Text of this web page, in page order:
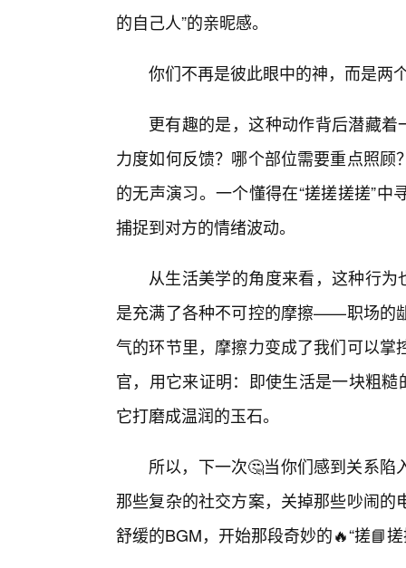
的自己人”的亲昵感。
你们不再是彼此眼中的神，而是两
更有趣的是，这种动作背后潜藏着
力度如何反馈？哪个部位需要重点照
的无声演习。一个懂得在“搓搓搓搓”
捕捉到对方的情绪波动。
从生活美学的角度来看，这种行为
是充满了各种不可控的摩擦——职场的
气的环节里，摩擦力变成了我们可以
官，用它来证明：即使生活是一块粗
它打磨成温润的玉石。
所以，下一次🤔当你们感到关系
那些复杂的社交方案，关掉那些吵闹
舒缓的BGM，开始那段奇妙的🔥“搓📘